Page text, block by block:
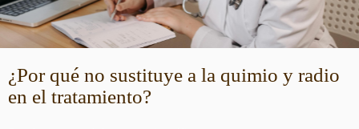
¿Por qué no sustituye a la quimio y radio
en el tratamiento?